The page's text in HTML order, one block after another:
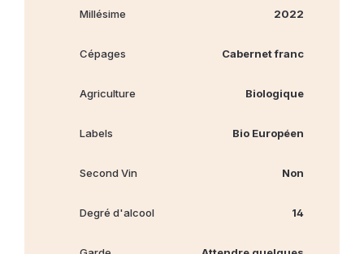
Millésime 2022
Cépages Cabernet franc
Agriculture Biologique
Labels Bio Européen
Second Vin Non
Degré d'alcool 14